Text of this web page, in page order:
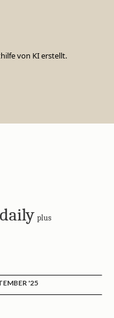
von KI erstellt.
plus
'25